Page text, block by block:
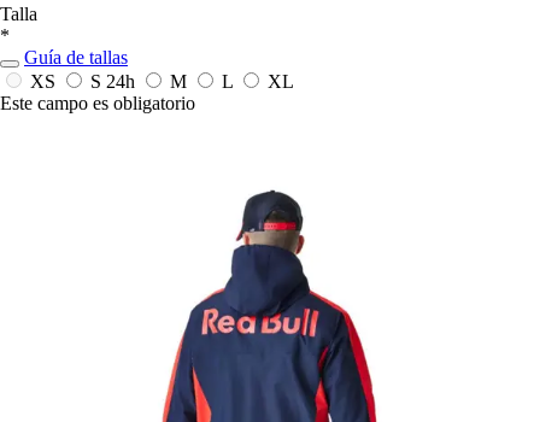
Talla
*
Guía de tallas
XS
S 24h M L
XL
Este campo es obligatorio